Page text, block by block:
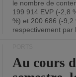
le nombre de
199 914 EVP (-2,8
%) et 200 686 (-9,2
respectivement par
Au cours